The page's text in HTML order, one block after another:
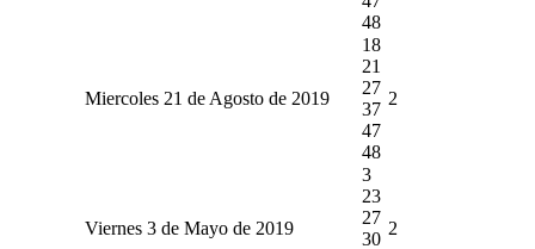
48
Miercoles 21 de Agosto de 2019
18
21
27
37
47
48
2
Viernes 3 de Mayo de 2019
3
23
27
30
2